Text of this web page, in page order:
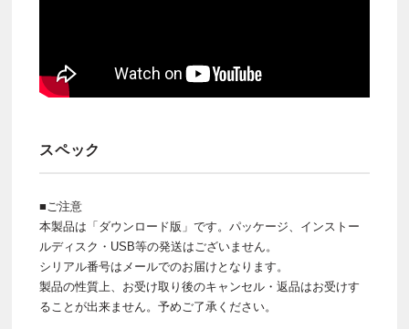
スペック
■ご注意
本製品は「ダウンロード版」です。パッケージ、インストー
ルディスク・USB等の発送はございません。
シリアル番号はメールでのお届けとなります。
製品の性質上、お受け取り後のキャンセル・返品はお受けす
ることが出来ません。予めご了承ください。